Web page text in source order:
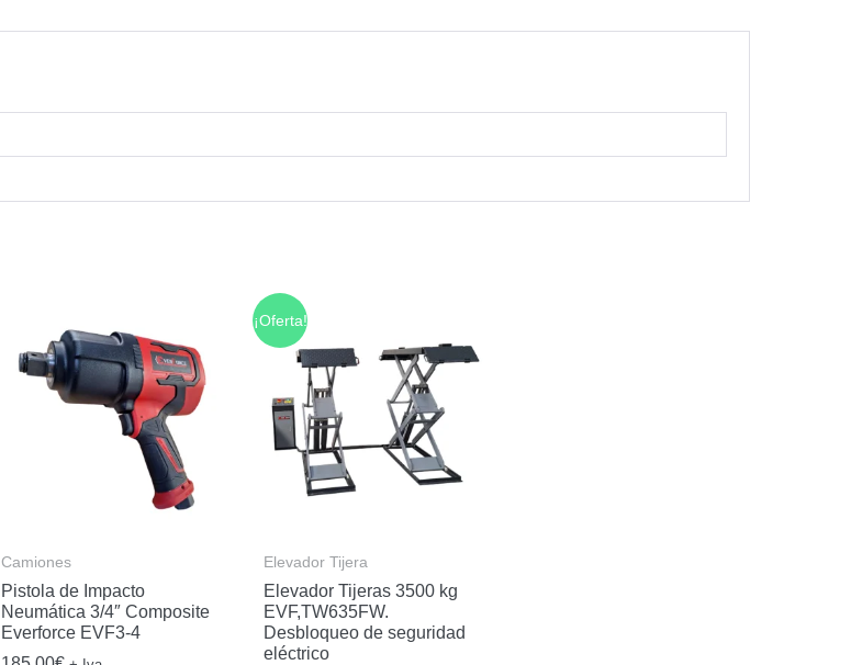
Camiones
Pistola de Impacto
Neumática 3/4″ Composite
Everforce EVF3-4
¡Oferta!
Elevador Tijera
Elevador Tijeras 3500 kg
EVF,TW635FW.
Desbloqueo de seguridad
eléctrico